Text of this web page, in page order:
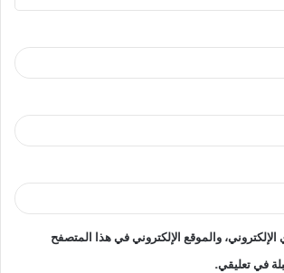
والموقع الإلكتروني في هذا المتصفح
في تعليقي.